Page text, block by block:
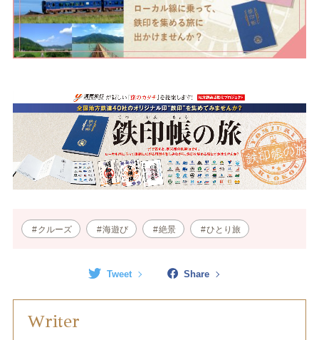
クルーズ 海遊び 絶景 ひとり旅
Tweet Share
Writer